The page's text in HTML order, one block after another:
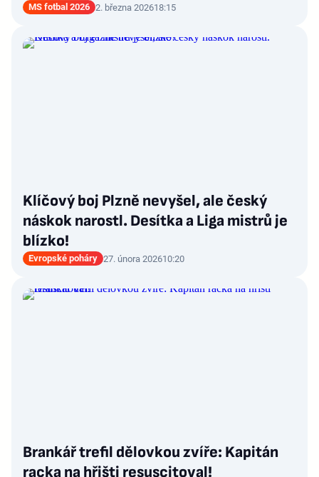
MS fotbal 2026 2. března 202618:15
Klíčový boj Plzně nevyšel, ale český
náskok narostl. Desítka a Liga mistrů je
blízko!
Evropské poháry 27. února 202610:20
Brankář trefil dělovkou zvíře: Kapitán
racka na hřišti resuscitoval!